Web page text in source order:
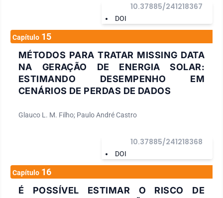
DOI
10.37885/241218367
Capítulo 15
MÉTODOS PARA TRATAR MISSING DATA
NA GERAÇÃO DE ENERGIA SOLAR:
ESTIMANDO DESEMPENHO EM
CENÁRIOS DE PERDAS DE DADOS
Glauco L. M. Filho; Paulo André Castro
DOI
10.37885/241218368
Capítulo 16
É POSSÍVEL ESTIMAR O RISCO DE